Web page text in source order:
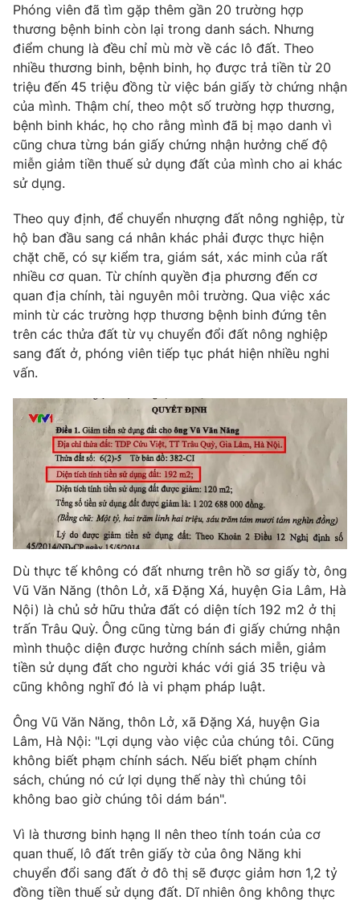
Cơ quan báo chí:Thời báo VTV
Giấy phép hoạt động báo in và báo điện tử số 483/GP-BTTTT
cấp ngày 29/12/2023
Tổng Biên tập: Vũ Thanh Thủy
Phó Tổng Biên tập:
Nguyễn Thị Mỹ Hạnh, Phạm Quốc Thắng,
Nguyễn Trọng Ninh
Tổng đài VTV: 024.38 355 931 - 024.38 355 932
Ðiện thoại Thời báo VTV:024.66 897 897
Email:toasoan@vtv.vn
® Cấm sao chép dưới mọi hình thức nếu không có sự chấp
thuận bằng văn bản. Ghi rõ nguồn VTV.vn khi phát hành lại
thông tin từ website này.
Phóng viên đã tìm gặp thêm gần 20 trường hợp
thương bệnh binh còn lại trong danh sách. Nhưng
điểm chung là đều chỉ mù mờ về các lô đất. Theo
nhiều thương binh, bệnh binh, họ được trả tiền từ 20
triệu đến 45 triệu đồng từ việc bán giấy tờ chứng nhận
của mình. Thậm chí, theo một số trường hợp thương,
bệnh binh khác, họ cho rằng mình đã bị mạo danh vì
cũng chưa từng bán giấy chứng nhận hưởng chế độ
miễn giảm tiền thuế sử dụng đất của mình cho ai khác
sử dụng.
Theo quy định, để chuyển nhượng đất nông nghiệp, từ
hộ ban đầu sang cá nhân khác phải được thực hiện
chặt chẽ, có sự kiểm tra, giám sát, xác minh của rất
nhiều cơ quan. Từ chính quyền địa phương đến cơ
quan địa chính, tài nguyên môi trường. Qua việc xác
minh từ các trường hợp thương bệnh binh đứng tên
trên các thửa đất từ vụ chuyển đổi đất nông nghiệp
sang đất ở, phóng viên tiếp tục phát hiện nhiều nghi
vấn.
Dù thực tế không có đất nhưng trên hồ sơ giấy tờ, ông
Vũ Văn Năng (thôn Lở, xã Đặng Xá, huyện Gia Lâm, Hà
Nội) là chủ sở hữu thửa đất có diện tích 192 m2 ở thị
trấn Trâu Quỳ. Ông cũng từng bán đi giấy chứng nhận
mình thuộc diện được hưởng chính sách miễn, giảm
tiền sử dụng đất cho người khác với giá 35 triệu và
cũng không nghĩ đó là vi phạm pháp luật.
Ông Vũ Văn Năng, thôn Lở, xã Đặng Xá, huyện Gia
Lâm, Hà Nội: "Lợi dụng vào việc của chúng tôi. Cũng
không biết phạm chính sách. Nếu biết phạm chính
sách, chúng nó cứ lợi dụng thế này thì chúng tôi
không bao giờ chúng tôi dám bán".
Vì là thương binh hạng II nên theo tính toán của cơ
quan thuế, lô đất trên giấy tờ của ông Năng khi
chuyển đổi sang đất ở đô thị sẽ được giảm hơn 1,2 tỷ
đồng tiền thuế sử dụng đất. Dĩ nhiên ông không thực